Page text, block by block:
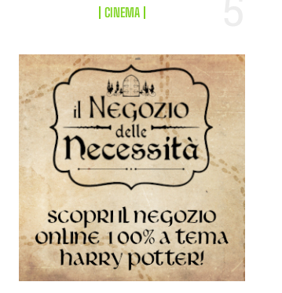
CINEMA